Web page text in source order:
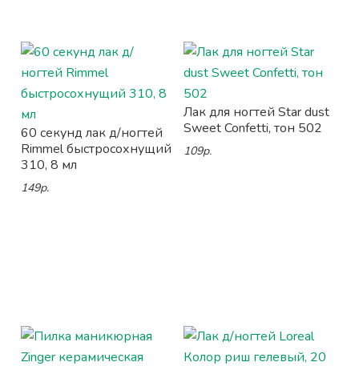
60 секунд лак д/ногтей
Rimmel быстросохнущий
310, 8 мл
149р.
Лак для ногтей Star dust
Sweet Confetti, тон 502
109р.